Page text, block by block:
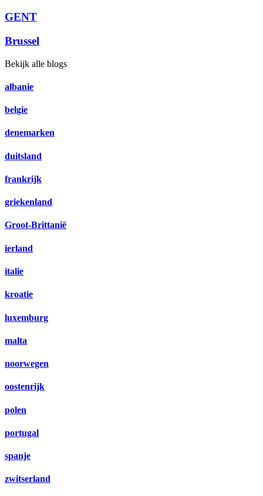
GENT
Brussel
Bekijk alle blogs
albanie
belgie
denemarken
duitsland
frankrijk
griekenland
Groot-Brittanië
ierland
italie
kroatie
luxemburg
malta
noorwegen
oostenrijk
polen
portugal
spanje
zwitserland